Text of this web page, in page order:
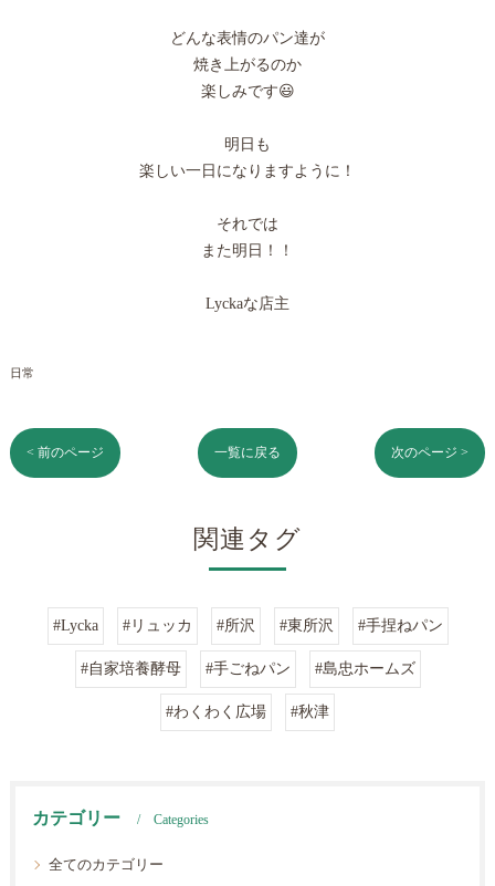
どんな表情のパン達が
焼き上がるのか
楽しみです😃
明日も
楽しい一日になりますように！
それでは
また明日！！
Lyckaな店主
日常
< 前のページ 一覧に戻る 次のページ >
関連タグ
#Lycka #リュッカ #所沢 #東所沢 #手捏ねパン
#自家培養酵母 #手ごねパン #島忠ホームズ
#わくわく広場 #秋津
カテゴリー Categories
全てのカテゴリー